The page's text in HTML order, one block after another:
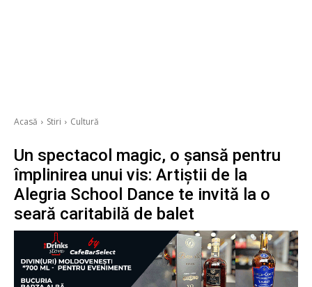
Acasă Stiri Cultură
Un spectacol magic, o șansă pentru
împlinirea unui vis: Artiștii de la
Alegria School Dance te invită la o
seară caritabilă de balet